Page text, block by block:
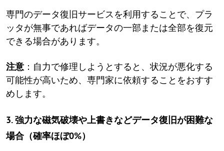
専門のデータ復旧サービスを利用することで、プラ
ッタが無事であればデータの一部または全部を復元
できる場合があります。
注意 ：自力で修理しようとすると、状況が悪化する
可能性が高いため、専門家に依頼することをおすす
めします。
3. 強力な磁気破壊や上書きなどデータ復旧が困難な
場合（確率ほぼ0%）